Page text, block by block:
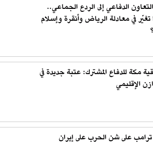
الدفاعي إلى الردع الجماعي..
تغيّر في معادلة الرياض وأنقرة وإسلام
مكة للدفاع المشترك: عتبة جديدة في
الإقليمي
على شن الحرب على إيران